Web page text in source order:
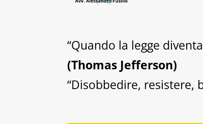
“Quando la legge
(Thomas Jefferson)
“Disobbedire, resistere,